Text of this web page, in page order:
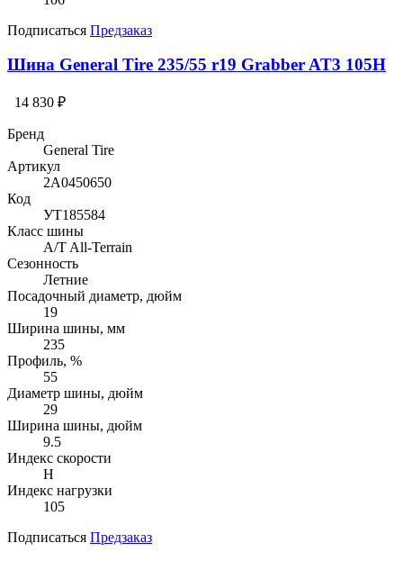
Подписаться Предзаказ
Шина General Tire 235/55 r19 Grabber AT3 105H
14 830 ₽
Бренд
General Tire
Артикул
2A0450650
Код
УТ185584
Класс шины
A/T All-Terrain
Сезонность
Летние
Посадочный диаметр, дюйм
19
Ширина шины, мм
235
Профиль, %
55
Диаметр шины, дюйм
29
Ширина шины, дюйм
9.5
Индекс скорости
H
Индекс нагрузки
105
Подписаться Предзаказ